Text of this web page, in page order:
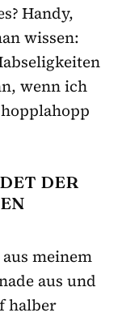
Handy,
wissen:
wenn ich
DER
meinem
aus und
halber